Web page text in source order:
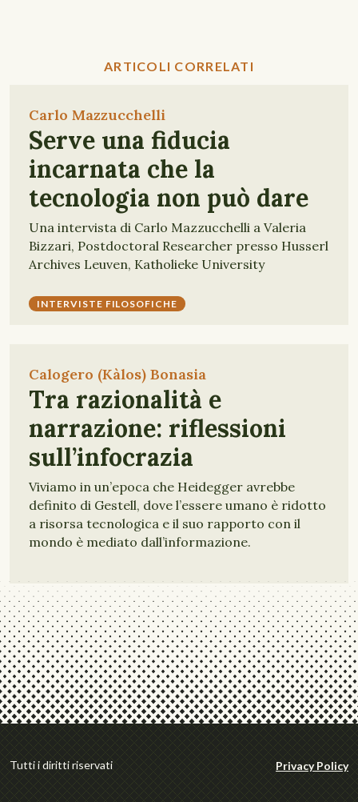
ARTICOLI CORRELATI
Carlo Mazzucchelli
Serve una fiducia
incarnata che la
tecnologia non può dare
Una intervista di Carlo Mazzucchelli a Valeria
Bizzari, Postdoctoral Researcher presso Husserl
Archives Leuven, Katholieke University
INTERVISTE FILOSOFICHE
Calogero (Kàlos) Bonasia
Tra razionalità e
narrazione: riflessioni
sull’infocrazia
Viviamo in un’epoca che Heidegger avrebbe
definito di Gestell, dove l’essere umano è ridotto
a risorsa tecnologica e il suo rapporto con il
mondo è mediato dall’informazione.
Tutti i diritti riservati Privacy Policy